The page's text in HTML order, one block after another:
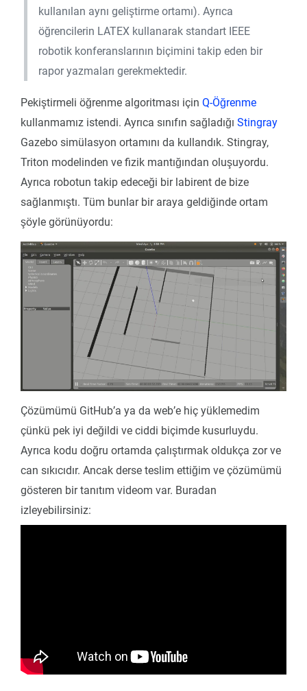
kullanılan aynı geliştirme ortamı). Ayrıca
öğrencilerin LATEX kullanarak standart IEEE
robotik konferanslarının biçimini takip eden bir
rapor yazmaları gerekmektedir.
Pekiştirmeli öğrenme algoritması için Q-Öğrenme
kullanmamız istendi. Ayrıca sınıfın sağladığı Stingray
Gazebo simülasyon ortamını da kullandık. Stingray,
Triton modelinden ve fizik mantığından oluşuyordu.
Ayrıca robotun takip edeceği bir labirent de bize
sağlanmıştı. Tüm bunlar bir araya geldiğinde ortam
şöyle görünüyordu:
Çözümümü GitHub’a ya da web’e hiç yüklemedim
çünkü pek iyi değildi ve ciddi biçimde kusurluydu.
Ayrıca kodu doğru ortamda çalıştırmak oldukça zor ve
can sıkıcıdır. Ancak derse teslim ettiğim ve çözümümü
gösteren bir tanıtım videom var. Buradan
izleyebilirsiniz: